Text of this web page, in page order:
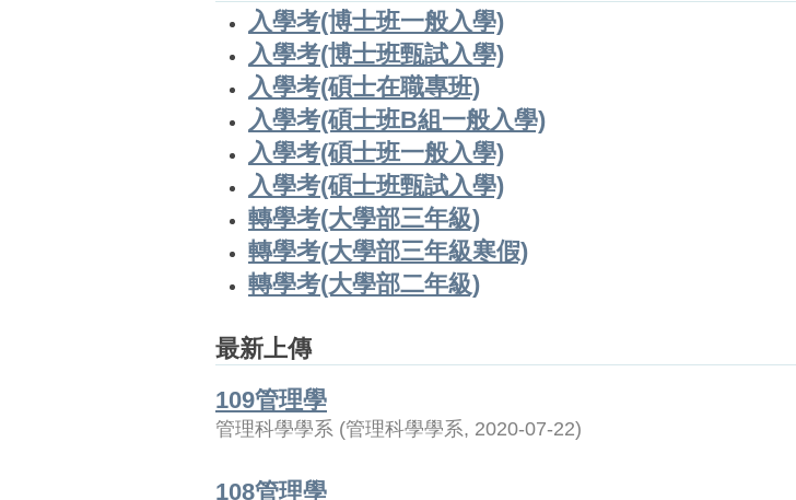
入學考(博士班一般入學)
入學考(博士班甄試入學)
入學考(碩士在職專班)
入學考(碩士班B組一般入學)
入學考(碩士班一般入學)
入學考(碩士班甄試入學)
轉學考(大學部三年級)
轉學考(大學部三年級寒假)
轉學考(大學部二年級)
最新上傳
109管理學
管理科學學系 (管理科學學系, 2020-07-22)
108管理學